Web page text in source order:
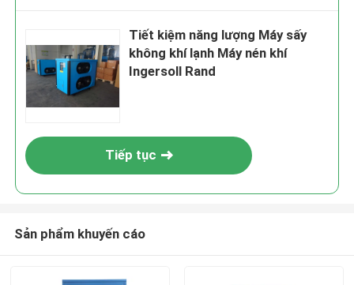
Tiết kiệm năng lượng Máy sấy
không khí lạnh Máy nén khí
Ingersoll Rand
Tiếp tục
Sản phẩm khuyến cáo